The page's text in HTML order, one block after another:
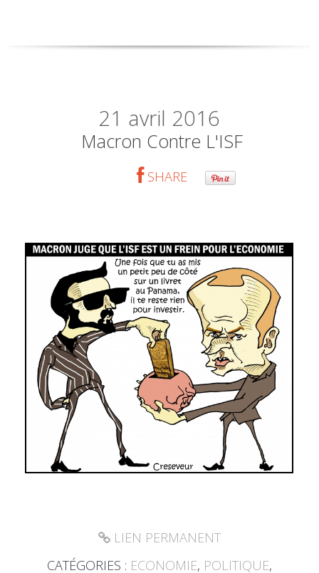
21 avril 2016
Macron Contre L'ISF
SHARE
LIEN PERMANENT
CATÉGORIES : ECONOMIE, POLITIQUE,